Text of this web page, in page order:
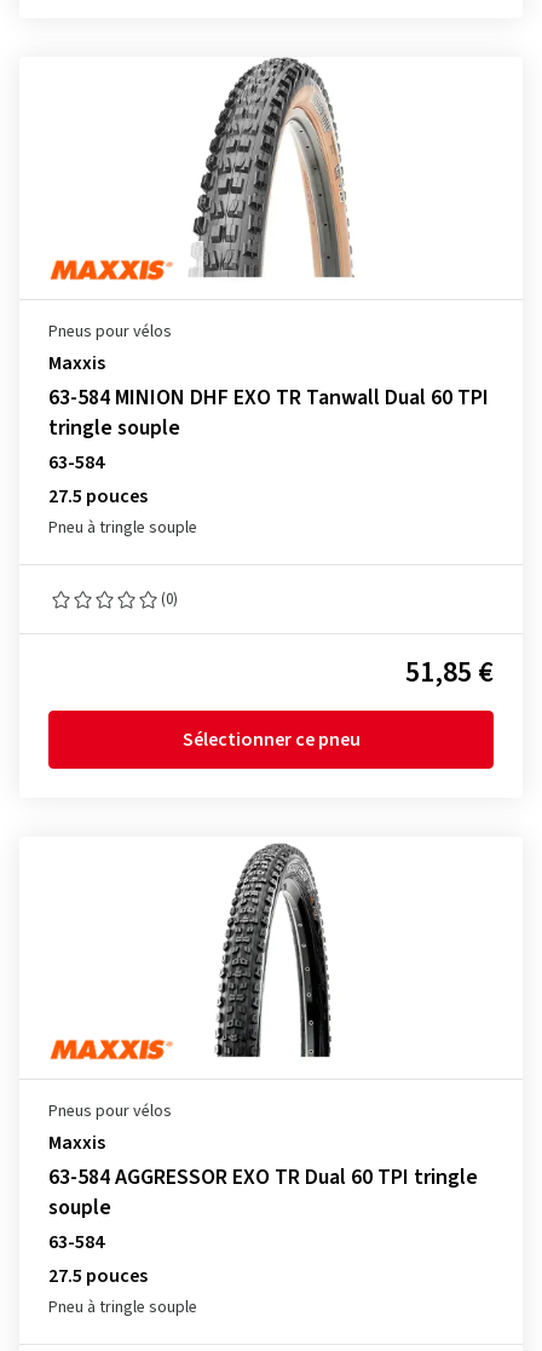
Pneus pour vélos
Maxxis
63-584 MINION DHF EXO TR Tanwall Dual 60 TPI
tringle souple
63-584
27.5 pouces
Pneu à tringle souple
(0)
51,85 €
Sélectionner ce pneu
Pneus pour vélos
Maxxis
63-584 AGGRESSOR EXO TR Dual 60 TPI tringle
souple
63-584
27.5 pouces
Pneu à tringle souple